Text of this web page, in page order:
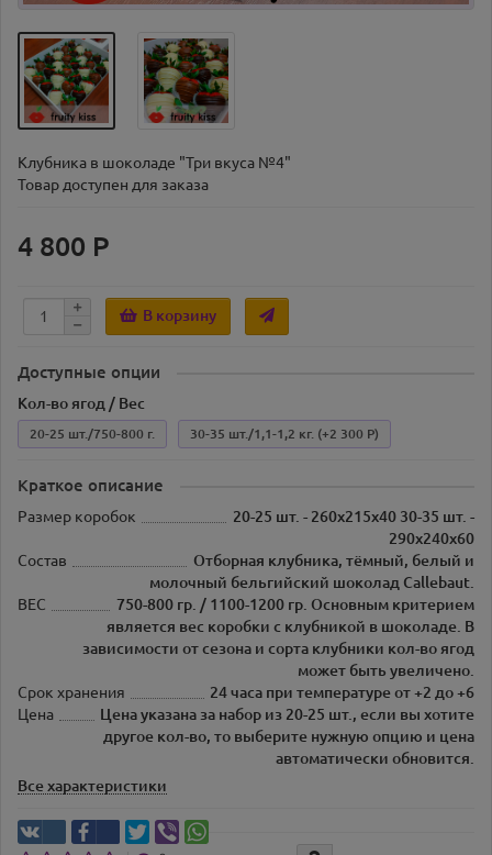
Клубника в шоколаде "Три вкуса №4"
Товар доступен для заказа
4 800 Р
В корзину
Доступные опции
Кол-во ягод / Вес
20-25 шт./750-800 г. 30-35 шт./1,1-1,2 кг. (+2 300 Р)
Краткое описание
Размер коробок
20-25 шт. - 260х215х40 30-35 шт. -
290х240х60
Состав
Отборная клубника, тёмный, белый и
молочный бельгийский шоколад Callebaut.
ВЕС
750-800 гр. / 1100-1200 гр. Основным критерием
является вес коробки с клубникой в шоколаде. В
зависимости от сезона и сорта клубники кол-во ягод
может быть увеличено.
Срок хранения
24 часа при температуре от +2 до +6
Цена
Цена указана за набор из 20-25 шт., если вы хотите
другое кол-во, то выберите нужную опцию и цена
автоматически обновится.
Все характеристики